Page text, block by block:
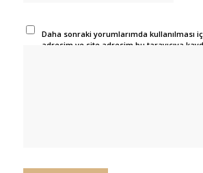
Daha sonraki yorumlarımda kullanılması
adresim ve site adresim bu tarayıcıya